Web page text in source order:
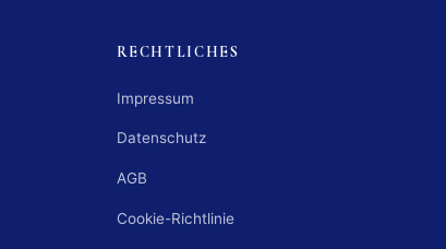
RECHTLICHES
Impressum
Datenschutz
AGB
Cookie-Richtlinie